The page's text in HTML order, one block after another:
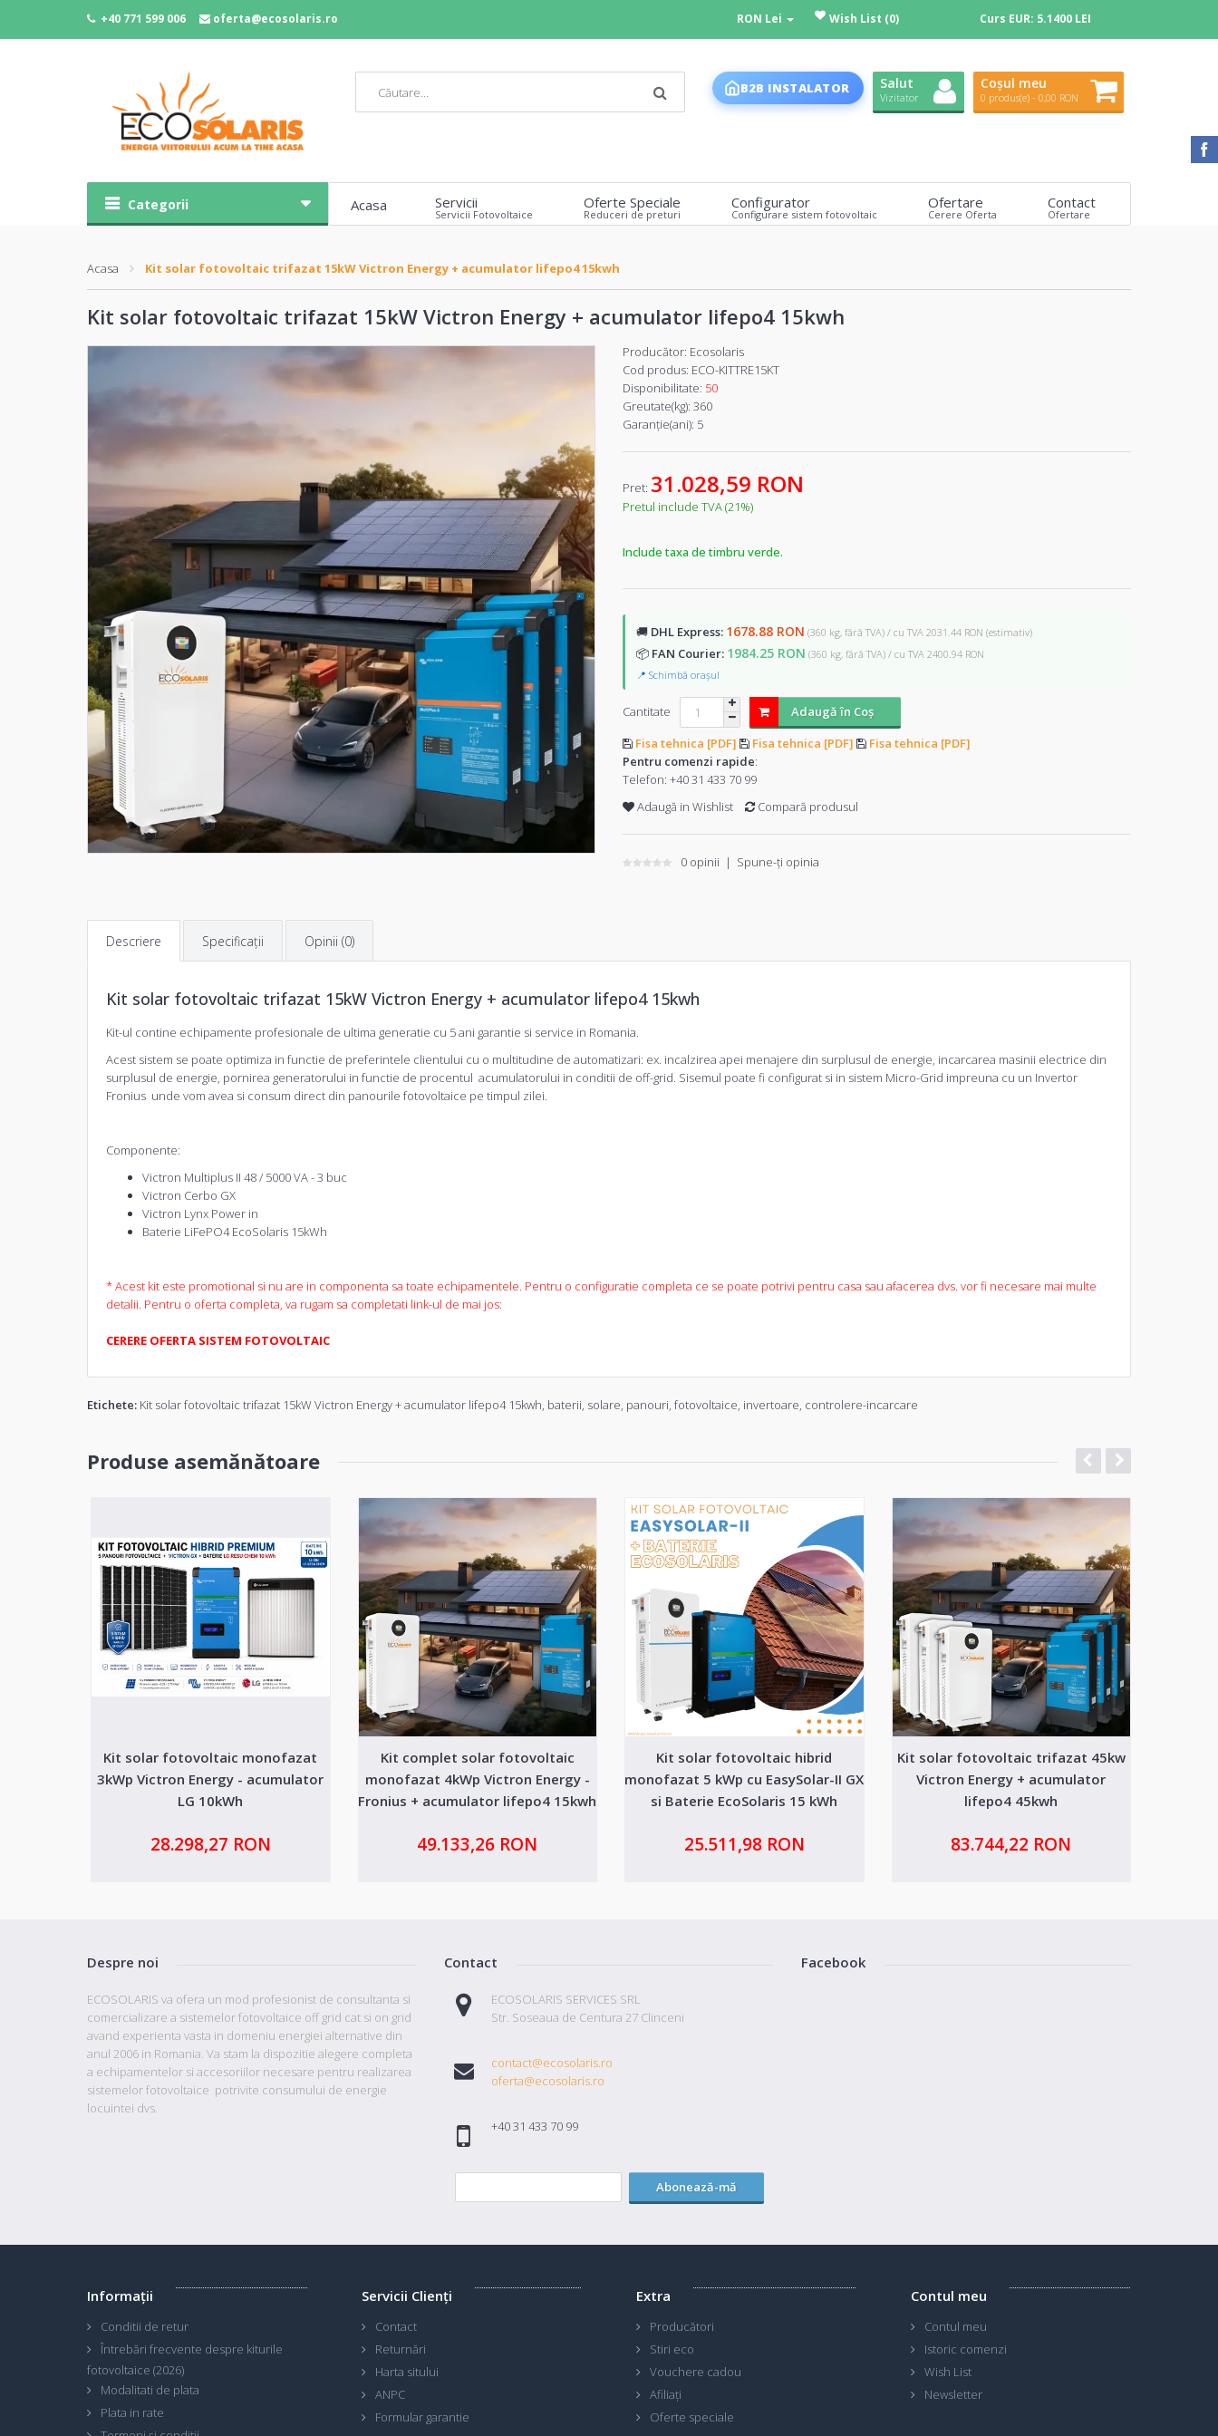
+40 771 599 006 oferta@ecosolaris.ro RON Lei Wish List (0) Curs EUR: 5.1400 LEI
B2B INSTALATOR Salut
Vizitator
Coșul meu
0 produs(e) - 0,00 RON
Categorii Acasa Servicii
Servicii Fotovoltaice
Oferte Speciale
Reduceri de preturi
Configurator
Configurare sistem fotovoltaic
Ofertare
Cerere Oferta
Contact
Ofertare
Acasa Kit solar fotovoltaic trifazat 15kW Victron Energy + acumulator lifepo4 15kwh
Kit solar fotovoltaic trifazat 15kW Victron Energy + acumulator lifepo4 15kwh
Producător: Ecosolaris
Cod produs: ECO-KITTRE15KT
Disponibilitate: 50
Greutate(kg): 360
Garanţie(ani): 5
Pret: 31.028,59 RON
Pretul include TVA (21%)
Include taxa de timbru verde.
🚚 DHL Express: 1678.88 RON (360 kg, fără TVA) / cu TVA 2031.44 RON (estimativ)
📦 FAN Courier: 1984.25 RON (360 kg, fără TVA) / cu TVA 2400.94 RON
📍 Schimbă orașul
Cantitate
Adaugă în Coş
Fisa tehnica [PDF]
Fisa tehnica [PDF]
Fisa tehnica [PDF]
Pentru comenzi rapide:
Telefon: +40 31 433 70 99
Adaugă in Wishlist
Compară produsul
0 opinii | Spune-ţi opinia
Descriere Specificaţii Opinii (0)
Kit solar fotovoltaic trifazat 15kW Victron Energy + acumulator lifepo4 15kwh
Kit-ul contine echipamente profesionale de ultima generatie cu 5 ani garantie si service in Romania.
Acest sistem se poate optimiza in functie de preferintele clientului cu o multitudine de automatizari: ex. incalzirea apei menajere din surplusul de energie, incarcarea masinii electrice din
surplusul de energie, pornirea generatorului in functie de procentul acumulatorului in conditii de off-grid. Sisemul poate fi configurat si in sistem Micro-Grid impreuna cu un Invertor
Fronius unde vom avea si consum direct din panourile fotovoltaice pe timpul zilei.
Componente:
Victron Multiplus II 48 / 5000 VA- 3 buc
Victron Cerbo GX
Victron Lynx Power in
Baterie LiFePO4 EcoSolaris 15kWh
* Acest kit este promotional si nu are in componenta sa toate echipamentele. Pentru o configuratie completa ce se poate potrivi pentru casa sau afacerea dvs. vor fi necesare mai multe
detalii. Pentru o oferta completa, va rugam sa completati link-ul de mai jos:
CERERE OFERTA SISTEM FOTOVOLTAIC
Etichete: Kit solar fotovoltaic trifazat 15kW Victron Energy + acumulator lifepo4 15kwh, baterii, solare, panouri, fotovoltaice, invertoare, controlere-incarcare
Produse asemănătoare
Kit solar fotovoltaic monofazat
3kWp Victron Energy - acumulator
LG 10kWh
28.298,27 RON
Kit complet solar fotovoltaic
monofazat 4kWp Victron Energy -
Fronius + acumulator lifepo4 15kwh
49.133,26 RON
Kit solar fotovoltaic hibrid
monofazat 5 kWp cu EasySolar-II GX
si Baterie EcoSolaris 15 kWh
25.511,98 RON
Kit solar fotovoltaic trifazat 45kw
Victron Energy + acumulator
lifepo4 45kwh
83.744,22 RON
Despre noi
ECOSOLARIS va ofera un mod profesionist de consultanta si
comercializare a sistemelor fotovoltaice off grid cat si on grid
avand experienta vasta in domeniu energiei alternative din
anul 2006 in Romania. Va stam la dispozitie alegere completa
a echipamentelor si accesoriilor necesare pentru realizarea
sistemelor fotovoltaice potrivite consumului de energie
locuintei dvs.
Contact
ECOSOLARIS SERVICES SRL
Str. Soseaua de Centura 27 Clinceni
contact@ecosolaris.ro
oferta@ecosolaris.ro
+40 31 433 70 99
Facebook
Abonează-mă
Informaţii
Conditii de retur
Întrebări frecvente despre kiturile
fotovoltaice (2026)
Modalitati de plata
Plata in rate
Servicii Clienţi
Contact
Returnări
Harta sitului
ANPC
Formular garantie
Extra
Producători
Stiri eco
Vouchere cadou
Afiliaţi
Oferte speciale
Contul meu
Contul meu
Istoric comenzi
Wish List
Newsletter